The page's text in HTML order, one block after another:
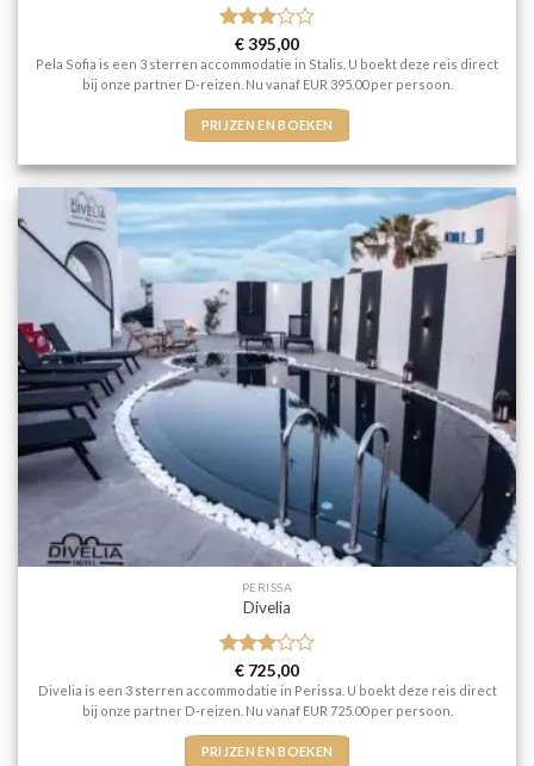
Gewaardeerd
3uit 5
€395,00
Pela Sofia is een 3 sterren accommodatie in Stalis. U boekt deze reis direct
bij onze partner D-reizen. Nu vanaf EUR 395.00 per persoon.
PRIJZEN EN BOEKEN
PERISSA
Divelia
Gewaardeerd
3uit 5
€ 725,00
Divelia is een 3 sterren accommodatie in Perissa. U boekt deze reis direct
bij onze partner D-reizen. Nu vanaf EUR 725.00 per persoon.
PRIJZEN EN BOEKEN